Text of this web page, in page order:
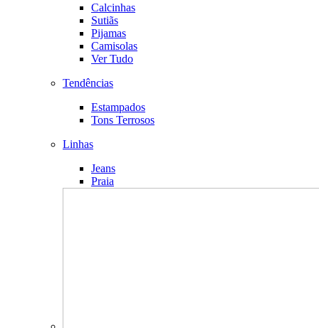
Calcinhas
Sutiãs
Pijamas
Camisolas
Ver Tudo
Tendências
Estampados
Tons Terrosos
Linhas
Jeans
Praia